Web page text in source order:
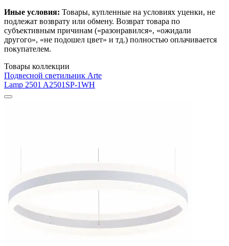
Иные условия: Товары, купленные на условиях уценки, не
подлежат возврату или обмену. Возврат товара по
субъективным причинам («разонравился», «ожидали
другого», «не подошел цвет» и тд.) полностью оплачивается
покупателем.
Товары коллекции
Подвесной светильник Arte
Lamp 2501 A2501SP-1WH